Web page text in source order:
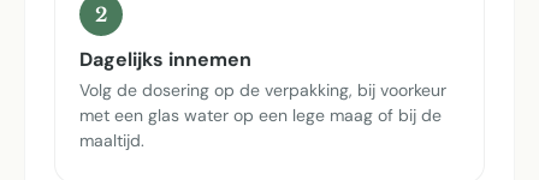
2
Dagelijks innemen
Volg de dosering op de verpakking, bij voorkeur
met een glas water op een lege maag of bij de
maaltijd.